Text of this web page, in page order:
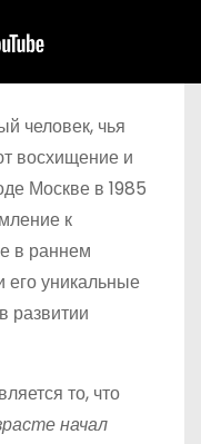
человек, чья
восхищение и
Москве в 1985
к
в раннем
его уникальные
развитии
то, что
начал